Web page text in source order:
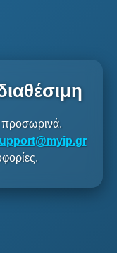
προσωρινά.